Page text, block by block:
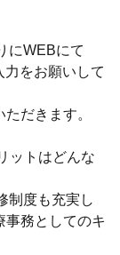
にWEBにて
力をお願いして
だきます。
ットはどんな
制度も充実し
事務としてのキ